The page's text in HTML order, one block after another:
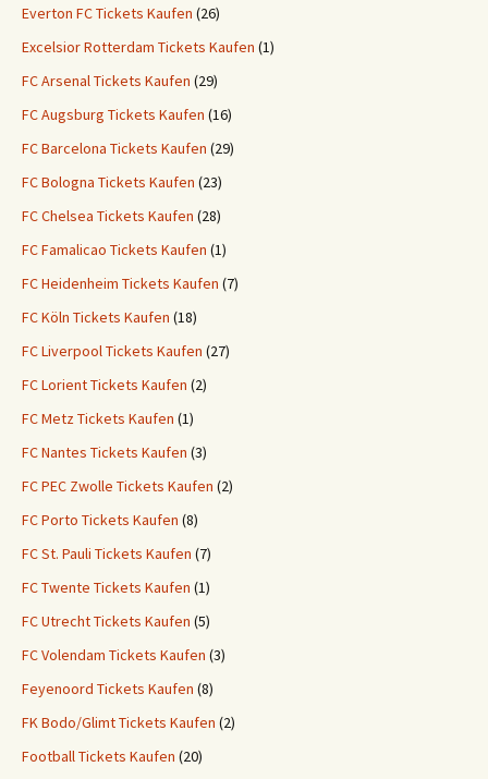
Everton FC Tickets Kaufen (26)
Excelsior Rotterdam Tickets Kaufen (1)
FC Arsenal Tickets Kaufen (29)
FC Augsburg Tickets Kaufen (16)
FC Barcelona Tickets Kaufen (29)
FC Bologna Tickets Kaufen (23)
FC Chelsea Tickets Kaufen (28)
FC Famalicao Tickets Kaufen (1)
FC Heidenheim Tickets Kaufen (7)
FC Köln Tickets Kaufen (18)
FC Liverpool Tickets Kaufen (27)
FC Lorient Tickets Kaufen (2)
FC Metz Tickets Kaufen (1)
FC Nantes Tickets Kaufen (3)
FC PEC Zwolle Tickets Kaufen (2)
FC Porto Tickets Kaufen (8)
FC St. Pauli Tickets Kaufen (7)
FC Twente Tickets Kaufen (1)
FC Utrecht Tickets Kaufen (5)
FC Volendam Tickets Kaufen (3)
Feyenoord Tickets Kaufen (8)
FK Bodo/Glimt Tickets Kaufen (2)
Football Tickets Kaufen (20)